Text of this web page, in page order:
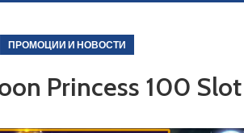
ПРОМОЦИИ И НОВОСТИ
Princess 100